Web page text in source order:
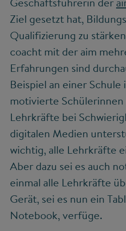
Ziel gesetzt hat,
Qualifizierung zu
coacht mit der aim
Erfahrungen sind
Beispiel an einer
motivierte
Lehrkräfte bei
digitalen Medien
wichtig, alle Lehrkräfte
Aber dazu sei es auch
einmal alle Lehrkräfte
Gerät, sei es nun ein
Notebook, verfüge.